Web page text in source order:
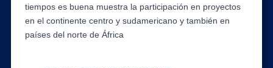
tiempos es buena muestra la participación en proyectos
en el continente centro y sudamericano y también en
países del norte de África